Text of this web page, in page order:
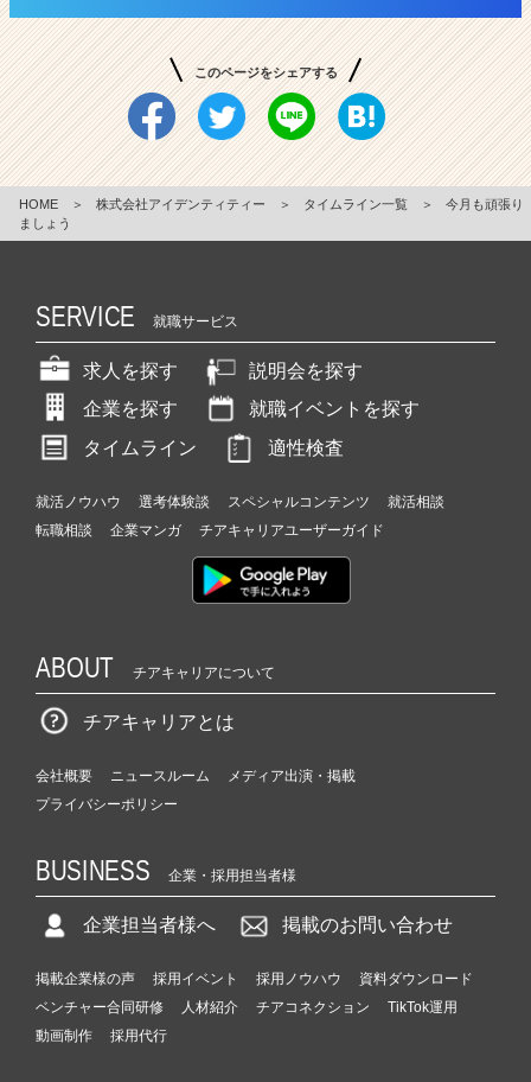
このページをシェアする
HOME ＞ 株式会社アイデンティティー ＞ タイムライン一覧 ＞
今月も頑張り
ましょう
SERVICE 就職サービス
求人を探す
説明会を探す
企業を探す
就職イベントを探す
タイムライン
適性検査
就活ノウハウ 選考体験談 スペシャルコンテンツ
就活相談
転職相談
企業マンガ チアキャリアユーザーガイド
ABOUT チアキャリアについて
チアキャリアとは
会社概要 ニュースルーム
メディア出演・掲載
プライバシーポリシー
BUSINESS 企業・採用担当者様
企業担当者様へ 掲載のお問い合わせ
掲載企業様の声 採用イベント 採用ノウハウ
資料ダウンロード
ベンチャー合同研修
人材紹介 チアコネクション
TikTok運用
動画制作
採用代行